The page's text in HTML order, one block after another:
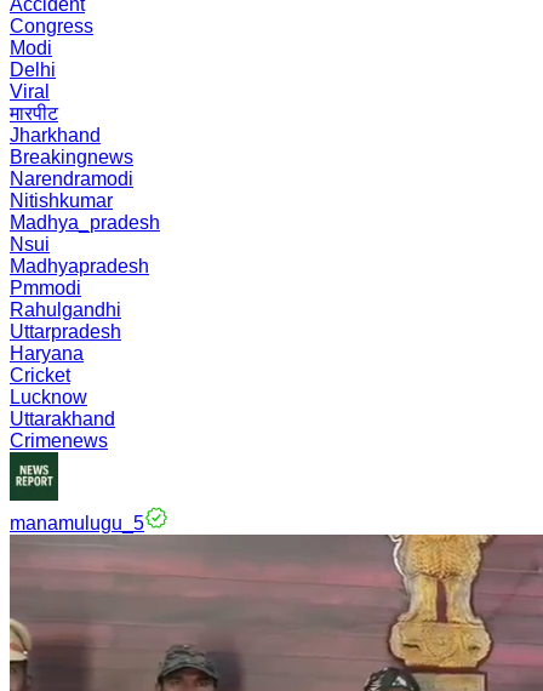
Accident
Congress
Modi
Delhi
Viral
मारपीट
Jharkhand
Breakingnews
Narendramodi
Nitishkumar
Madhya_pradesh
Nsui
Madhyapradesh
Pmmodi
Rahulgandhi
Uttarpradesh
Haryana
Cricket
Lucknow
Uttarakhand
Crimenews
manamulugu_5